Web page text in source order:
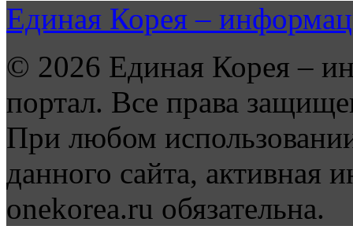
Единая Корея –
© 2026 Единая Корея –
портал. Все права
При любом
данного сайта, активная
onekorea.ru обязательна.